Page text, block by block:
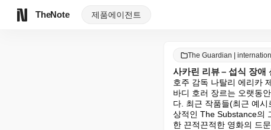
TheNote 제품에이전트
The Guardian |
사카린 리뷰 – 섭식 장애
호주 감독 나탈리 에리카
바디 호러 장르는 오랫동
다. 최근 작품들(최근 예
상적인 The Substance의
한 끈적끈적한 영화의 드